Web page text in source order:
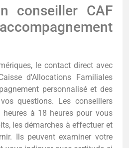
conseiller CAF
le contact direct avec
d'Allocations Familiales
personnalisé et des
questions. Les conseillers
à 18 heures pour vous
les démarches à effectuer et
Ils peuvent examiner votre